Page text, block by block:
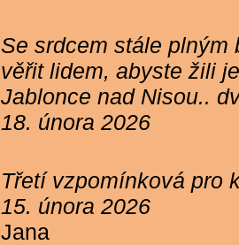
Se srdcem stále
věřit lidem, abyste žili
Jablonce nad Nisou..
18. února 2026
Třetí vzpomínková pro
15. února 2026
Jana